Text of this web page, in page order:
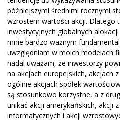
późniejszymi średnimi rocznymi
wzrostem wartości akcji. Dlatego
inwestycyjnych globalnych
mnie bardzo ważnym
uwzględniam w moich modelach
nadal uważam, że inwestorzy
na akcjach europejskich, akcjach
ogólnie akcjach spółek
są stosunkowo korzystne, a z
unikać akcji amerykańskich, akcji
informatycznych i akcji